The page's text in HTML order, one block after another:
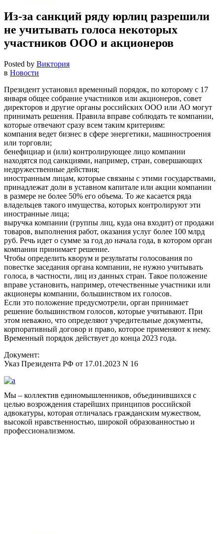
Из-за санкций ряду юрлиц разрешили
не учитывать голоса некоторых
участников ООО и акционеров
Posted by Виктория
в Новости
Президент установил временный порядок, по которому с 17
января общее собрание участников или акционеров, совет
директоров и другие органы российских ООО или АО могут
принимать решения. Правила вправе соблюдать те компании,
которые отвечают сразу всем таким критериям:
компания ведет бизнес в сфере энергетики, машиностроения
или торговли;
бенефициар и (или) контролирующее лицо компании
находятся под санкциями, например, стран, совершающих
недружественные действия;
иностранным лицам, которые связаны с этими государствами,
принадлежат доли в уставном капитале или акции компании
в размере не более 50% его объема. То же касается ряда
владельцев такого имущества, которых контролируют эти
иностранные лица;
выручка компании (группы лиц, куда она входит) от продажи
товаров, выполнения работ, оказания услуг более 100 млрд
руб. Речь идет о сумме за год до начала года, в котором орган
компании принимает решение.
Чтобы определить кворум и результаты голосования по
повестке заседания органа компании, не нужно учитывать
голоса, в частности, лиц из данных стран. Такое положение
вправе установить, например, отечественные участники или
акционеры компании, большинством их голосов.
Если это положение предусмотрели, орган принимает
решение большинством голосов, которые учитывают. При
этом неважно, что определяют учредительные документы,
корпоративный договор и право, которое применяют к нему.
Временный порядок действует до конца 2023 года.
Документ:
Указ Президента РФ от 17.01.2023 N 16
Мы – коллектив единомышленников, объединившихся с
целью возрождения старейших принципов российской
адвокатуры, которая отличалась гражданским мужеством,
высокой нравственностью, широкой образованностью и
профессионализмом.